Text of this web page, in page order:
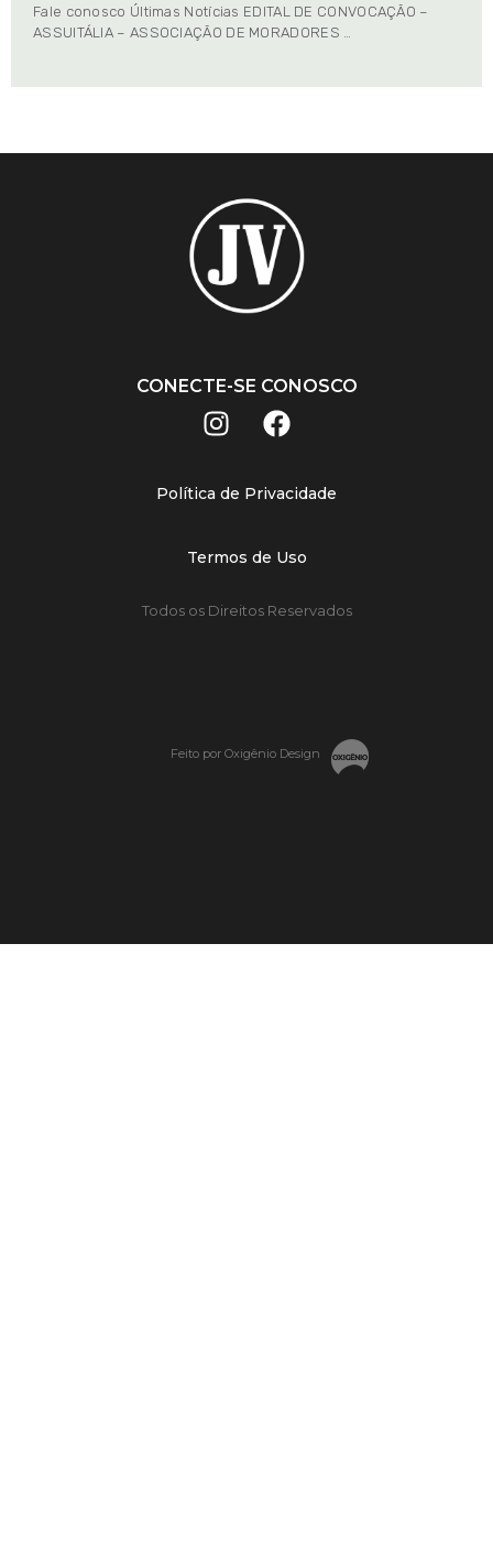
Fale conosco Últimas Notícias EDITAL DE CONVOCAÇÃO –
ASSUITÁLIA – ASSOCIAÇÃO DE MORADORES …
CONECTE-SE CONOSCO
Política de Privacidade
Termos de Uso
Todos os Direitos Reservados
Feito por Oxigênio Design